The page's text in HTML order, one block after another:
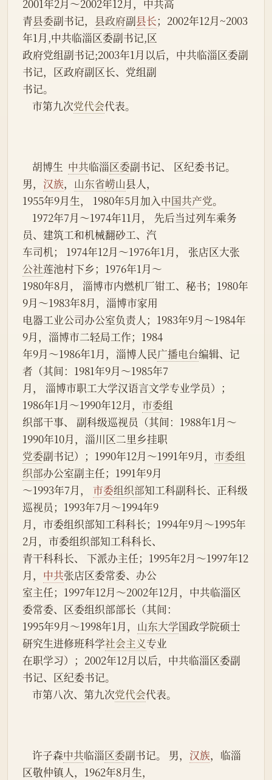
2001年2月～2002年12月，中共高
青县委副书记， 县政府副县长；2002年12月~2003
年1月,中共临淄区委副书记,区
政府党组副书记;2003年1月以后，中共临淄区委副
书记，区政府副区长、党组副
书记。
    市第九次
党代会代表。
    胡博生
中共临淄区委副书记、 区纪委书记。
男， 汉族， 山东省崂山县人，
1955年9月生， 1980年5月加入中国共产党。
员、建筑工和机械翻砂工、汽
车司机； 1974年12月～1976年1月， 张店区大张
公社莲池村下乡；1976年1月～
1980年8月， 淄博市内燃机厂钳工、秘书；1980年
9月～1983年8月，淄博市家用
电器工业公司办公室负责人；1983年9月～1984年
9月，淄博市二轻局工作；1984
年9月～1986年1月，淄博人民广播电台编辑、记
者（其间：1981年9月～1985年7
月， 淄博市职工大学汉语言文学专业学员）；
1986年1月～1990年12月， 市委组
织部干事、 副科级巡视员（其间：1988年1月～
1990年10月，淄川区二里乡挂职
党委副书记）；1990年12月～1991年9月， 市委组
织部办公室副主任；1991年9月
～1993年7月， 市委组织部知工科副科长、正科级
巡视员；1993年7月～1994年9
月，市委组织部知工科科长；1994年9月～1995年
2月，市委组织部知工科科长、
青干科科长、 下派办主任；1995年2月～1997年12
月， 中共张店区委常委、办公
室主任；1997年12月～2002年12月，中共临淄区
委常委、区委组织部部长（其间：
1995年9月～1998年1月， 山东大学国政学院硕士
研究生进修班科学社会主义专业
在职学习）；2002年12月以后，中共临淄区委副
书记、区纪委书记。
    市第八次、第九次
党代会代表。
    许子森
中共临淄区委副书记。 男， 汉族，临淄
区敬仲镇人，1962年8月生，